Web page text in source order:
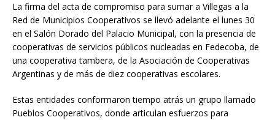
La firma del acta de compromiso para sumar a Villegas a la
Red de Municipios Cooperativos se llevó adelante el lunes 30
en el Salón Dorado del Palacio Municipal, con la presencia de
cooperativas de servicios públicos nucleadas en Fedecoba, de
una cooperativa tambera, de la Asociación de Cooperativas
Argentinas y de más de diez cooperativas escolares.
Estas entidades conformaron tiempo atrás un grupo llamado
Pueblos Cooperativos, donde articulan esfuerzos para